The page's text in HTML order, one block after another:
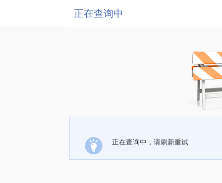
正在查询中
正在查询中，请刷新重试